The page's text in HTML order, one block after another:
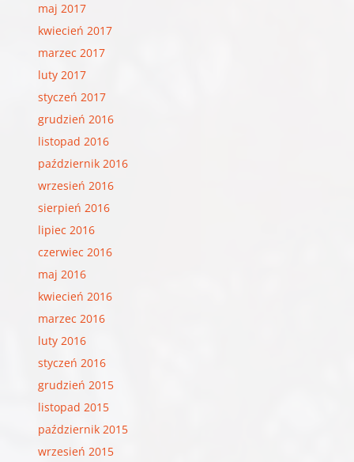
maj 2017
kwiecień 2017
marzec 2017
luty 2017
styczeń 2017
grudzień 2016
listopad 2016
październik 2016
wrzesień 2016
sierpień 2016
lipiec 2016
czerwiec 2016
maj 2016
kwiecień 2016
marzec 2016
luty 2016
styczeń 2016
grudzień 2015
listopad 2015
październik 2015
wrzesień 2015